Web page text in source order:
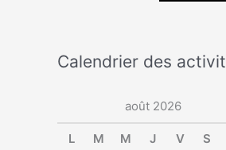
Calendrier des
août 2026
L M M J V S